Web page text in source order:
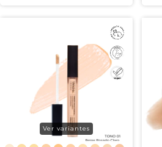
Ver variantes